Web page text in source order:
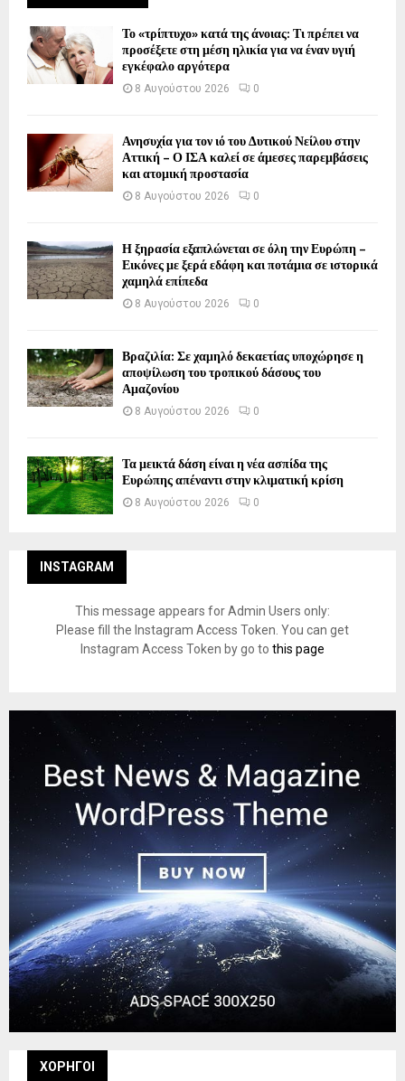
Το «τρίπτυχο» κατά της άνοιας: Τι πρέπει να
προσέξετε στη μέση ηλικία για να έναν υγιή
εγκέφαλο αργότερα
8 Αυγούστου 2026 0
Ανησυχία για τον ιό του Δυτικού Νείλου στην
Αττική – Ο ΙΣΑ καλεί σε άμεσες παρεμβάσεις
και ατομική προστασία
8 Αυγούστου 2026 0
Η ξηρασία εξαπλώνεται σε όλη την Ευρώπη –
Εικόνες με ξερά εδάφη και ποτάμια σε ιστορικά
χαμηλά επίπεδα
8 Αυγούστου 2026 0
Βραζιλία: Σε χαμηλό δεκαετίας υποχώρησε η
αποψίλωση του τροπικού δάσους του
Αμαζονίου
8 Αυγούστου 2026 0
Τα μεικτά δάση είναι η νέα ασπίδα της
Ευρώπης απέναντι στην κλιματική κρίση
8 Αυγούστου 2026 0
INSTAGRAM
This message appears for Admin Users only:
Please fill the Instagram Access Token. You can get
Instagram Access Token by go to this page
ΧΟΡΗΓΟΙ